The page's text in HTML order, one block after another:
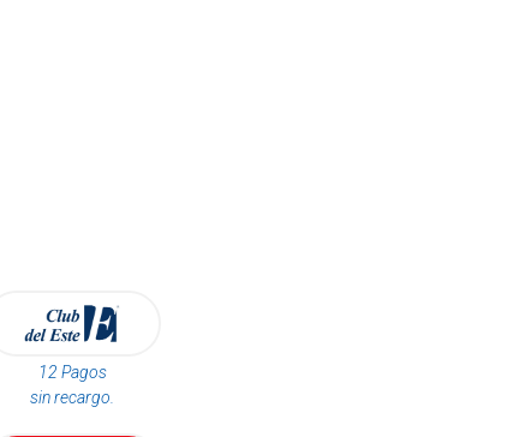
12 Pagos
sin recargo.